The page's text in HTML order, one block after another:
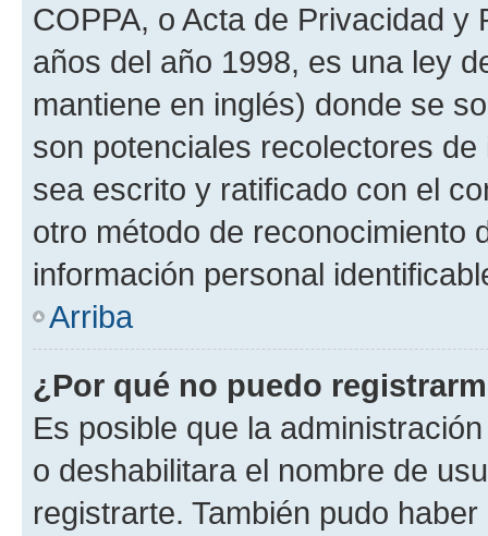
COPPA, o Acta de Privacidad
años del año 1998, es una ley
mantiene en inglés) donde se
son potenciales recolectores
sea escrito y ratificado con el
otro método de reconocimiento
información personal
Arriba
¿Por qué no puedo
Es posible que la
o deshabilitara el nombre de
registrarte. También pudo